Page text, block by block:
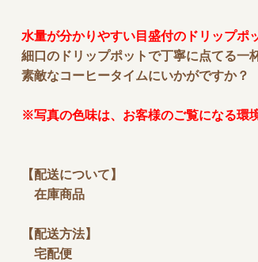
水量が分かりやすい目盛付のドリップポ
細口のドリップポットで丁寧に点てる一
素敵なコーヒータイムにいかがですか？
※写真の色味は、お客様のご覧になる環
【配送について】
在庫商品
【配送方法】
宅配便